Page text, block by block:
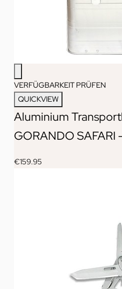
VERFÜGBARKEIT PRÜFEN
QUICKVIEW
Aluminium
GORANDO SAFARI
€159.95